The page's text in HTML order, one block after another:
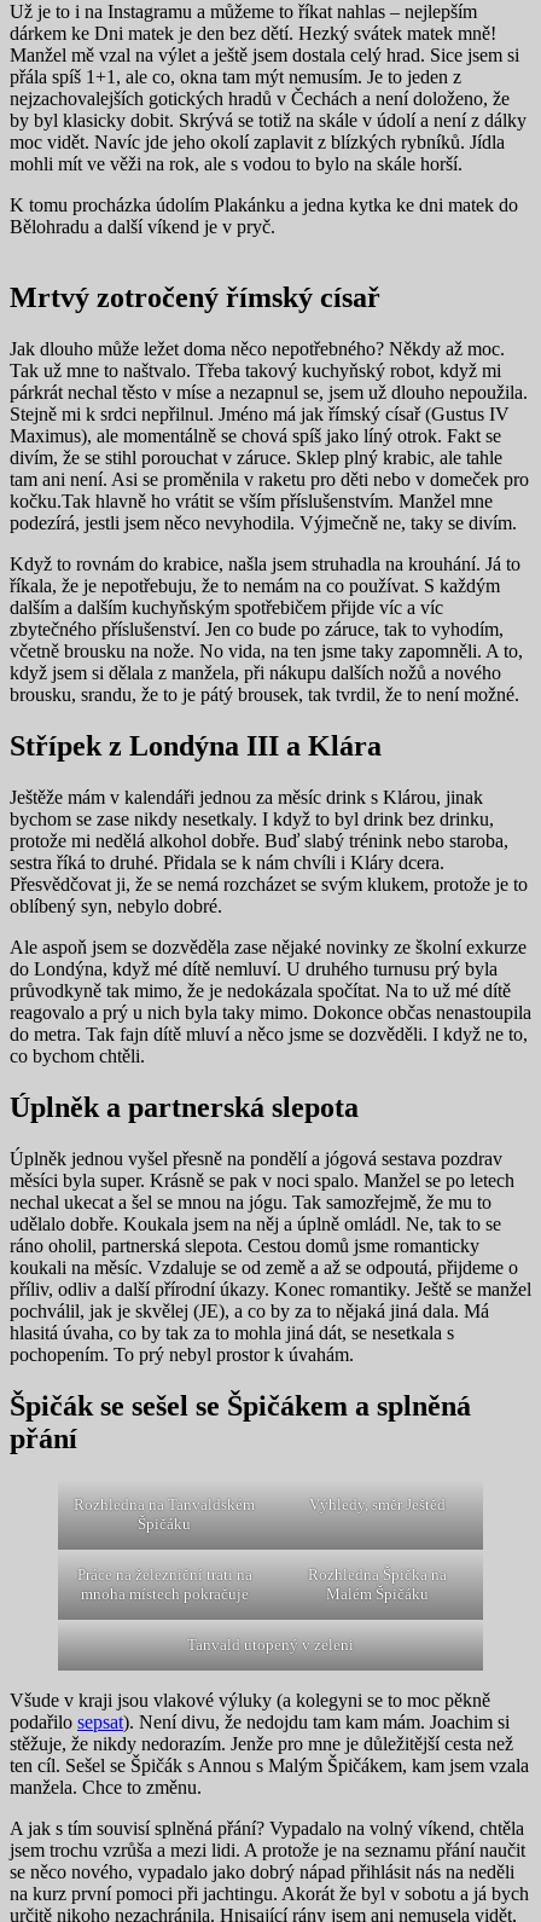
Už je to i na Instagramu a můžeme to říkat nahlas – nejlepším
dárkem ke Dni matek je den bez dětí. Hezký svátek matek mně!
Manžel mě vzal na výlet a ještě jsem dostala celý hrad. Sice jsem si
přála spíš 1+1, ale co, okna tam mýt nemusím. Je to jeden z
nejzachovalejších gotických hradů v Čechách a není doloženo, že
by byl klasicky dobit. Skrývá se totiž na skále v údolí a není z dálky
moc vidět. Navíc jde jeho okolí zaplavit z blízkých rybníků. Jídla
mohli mít ve věži na rok, ale s vodou to bylo na skále horší.
K tomu procházka údolím Plakánku a jedna kytka ke dni matek do
Bělohradu a další víkend je v pryč.
Mrtvý zotročený římský císař
Jak dlouho může ležet doma něco nepotřebného? Někdy až moc.
Tak už mne to naštvalo. Třeba takový kuchyňský robot, když mi
párkrát nechal těsto v míse a nezapnul se, jsem už dlouho nepoužila.
Stejně mi k srdci nepřilnul. Jméno má jak římský císař (Gustus IV
Maximus), ale momentálně se chová spíš jako líný otrok. Fakt se
divím, že se stihl porouchat v záruce. Sklep plný krabic, ale tahle
tam ani není. Asi se proměnila v raketu pro děti nebo v domeček pro
kočku.Tak hlavně ho vrátit se vším příslušenstvím. Manžel mne
podezírá, jestli jsem něco nevyhodila. Výjmečně ne, taky se divím.
Když to rovnám do krabice, našla jsem struhadla na krouhání. Já to
říkala, že je nepotřebuju, že to nemám na co používat. S každým
dalším a dalším kuchyňským spotřebičem přijde víc a víc
zbytečného příslušenství. Jen co bude po záruce, tak to vyhodím,
včetně brousku na nože. No vida, na ten jsme taky zapomněli. A to,
když jsem si dělala z manžela, při nákupu dalších nožů a nového
brousku, srandu, že to je pátý brousek, tak tvrdil, že to není možné.
Střípek z Londýna III a Klára
Ještěže mám v kalendáři jednou za měsíc drink s Klárou, jinak
bychom se zase nikdy nesetkaly. I když to byl drink bez drinku,
protože mi nedělá alkohol dobře. Buď slabý trénink nebo staroba,
sestra říká to druhé. Přidala se k nám chvíli i Kláry dcera.
Přesvědčovat ji, že se nemá rozcházet se svým klukem, protože je to
oblíbený syn, nebylo dobré.
Ale aspoň jsem se dozvěděla zase nějaké novinky ze školní exkurze
do Londýna, když mé dítě nemluví. U druhého turnusu prý byla
průvodkyně tak mimo, že je nedokázala spočítat. Na to už mé dítě
reagovalo a prý u nich byla taky mimo. Dokonce občas nenastoupila
do metra. Tak fajn dítě mluví a něco jsme se dozvěděli. I když ne to,
co bychom chtěli.
Úplněk a partnerská slepota
Úplněk jednou vyšel přesně na pondělí a jógová sestava pozdrav
měsíci byla super. Krásně se pak v noci spalo. Manžel se po letech
nechal ukecat a šel se mnou na jógu. Tak samozřejmě, že mu to
udělalo dobře. Koukala jsem na něj a úplně omládl. Ne, tak to se
ráno oholil, partnerská slepota. Cestou domů jsme romanticky
koukali na měsíc. Vzdaluje se od země a až se odpoutá, přijdeme o
příliv, odliv a další přírodní úkazy. Konec romantiky. Ještě se manžel
pochválil, jak je skvělej (JE), a co by za to nějaká jiná dala. Má
hlasitá úvaha, co by tak za to mohla jiná dát, se nesetkala s
pochopením. To prý nebyl prostor k úvahám.
Špičák se sešel se Špičákem a splněná
přání
Rozhledna na Tanvaldském
Špičáku
Výhledy, směr Ještěd
Práce na železniční trati na
mnoha místech pokračuje
Rozhledna Špička na
Malém Špičáku
Tanvald utopený v zeleni
Všude v kraji jsou vlakové výluky (a kolegyni se to moc pěkně
podařilo sepsat). Není divu, že nedojdu tam kam mám. Joachim si
stěžuje, že nikdy nedorazím. Jenže pro mne je důležitější cesta než
ten cíl. Sešel se Špičák s Annou s Malým Špičákem, kam jsem vzala
manžela. Chce to změnu.
A jak s tím souvisí splněná přání? Vypadalo na volný víkend, chtěla
jsem trochu vzrůša a mezi lidi. A protože je na seznamu přání naučit
se něco nového, vypadalo jako dobrý nápad přihlásit nás na neděli
na kurz první pomoci při jachtingu. Akorát že byl v sobotu a já bych
určitě nikoho nezachránila. Hnisající rány jsem ani nemusela vidět,